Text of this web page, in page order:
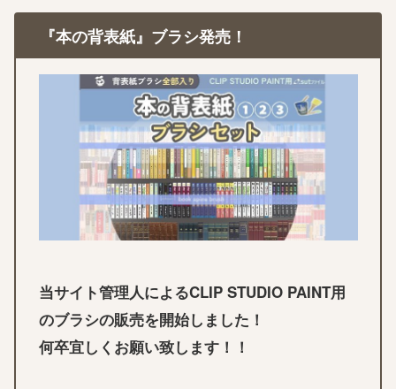
『本の背表紙』ブラシ発売！
当サイト管理人によるCLIP STUDIO PAINT用
のブラシの販売を開始しました！
何卒宜しくお願い致します！！